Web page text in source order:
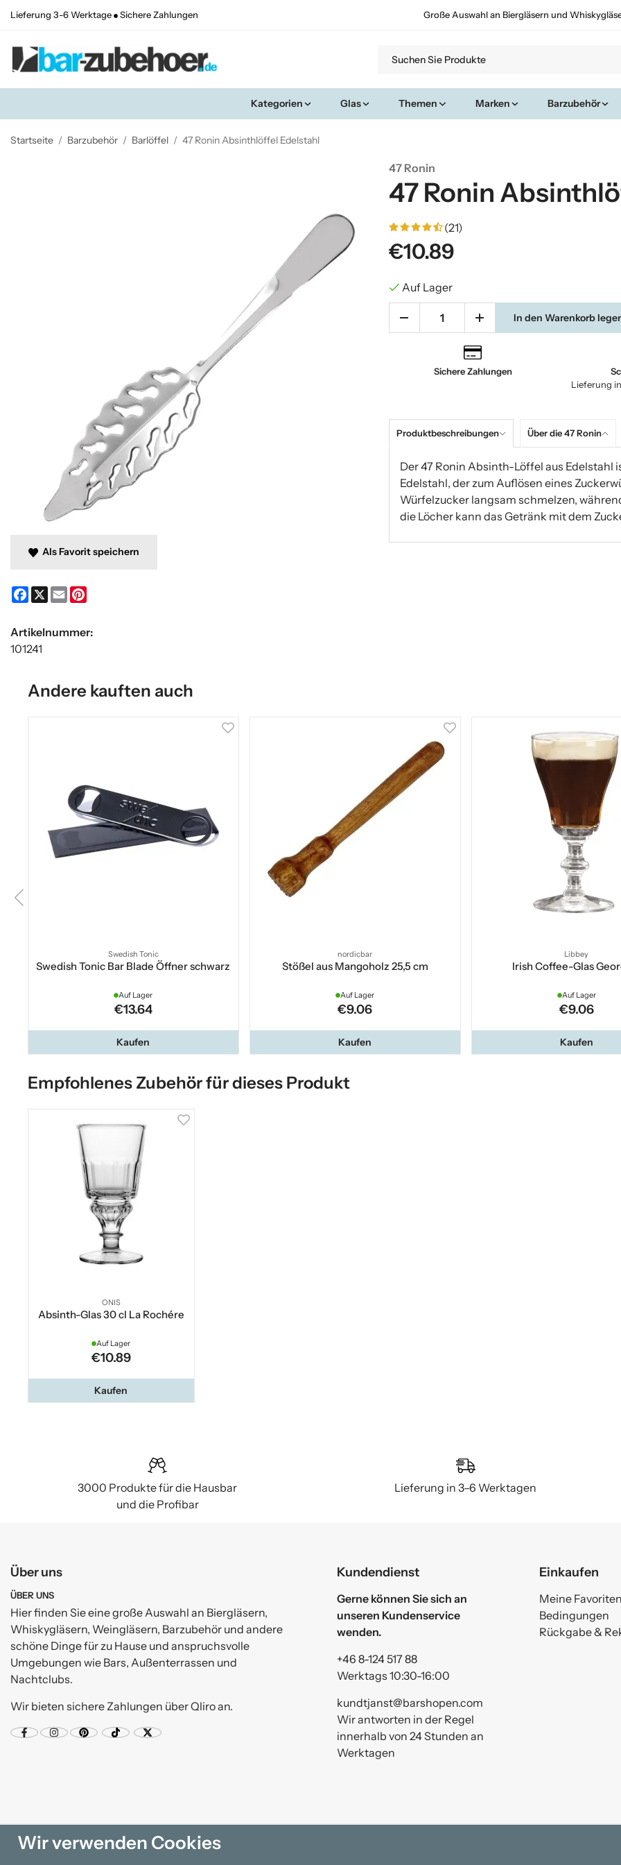
Lieferung 3-6 Werktage Sichere Zahlungen Große Auswahl an Biergläsern und
Kategorien Glas Themen Marken Barzubehör
Startseite / Barzubehör / Barlöffel / 47 Ronin Absinthlöffel Edelstahl
47 Ronin
47 Ronin
(21)
€10.89
Auf Lager
In den Warenkorb
Sichere Zahlungen
Lieferung
Produktbeschreibungen Über die 47 Ronin
Der 47 Ronin Absinth-Löffel aus
Edelstahl, der zum Auflösen eines
Würfelzucker langsam schmelzen,
die Löcher kann das Getränk mit dem
Als Favorit speichern
Facebook
X Email
Artikelnummer:
101241
Andere kauften auch
Swedish Tonic
Swedish Tonic Bar Blade Öffner schwarz
Auf Lager
€13.64
Kaufen
nordicbar
Stößel aus Mangoholz 25,5 cm
Auf Lager
€9.06
Kaufen
Libbey
Irish Coffee-Glas
Auf Lager
€9.06
Kaufen
Empfohlenes Zubehör für dieses Produkt
ONIS
Absinth-Glas 30 cl La Rochére
Auf Lager
€10.89
Kaufen
3000 Produkte für die Hausbar
und die Profibar
Lieferung in 3–6 Werktagen
Über uns
ÜBER UNS
Hier finden Sie eine große Auswahl an Biergläsern,
Whiskygläsern, Weingläsern, Barzubehör und andere
schöne Dinge für zu Hause und anspruchsvolle
Umgebungen wie Bars, Außenterrassen und
Nachtclubs.
Wir bieten sichere Zahlungen über Qliro an.
Kundendienst
Gerne können Sie sich an
unseren Kundenservice
wenden.
+46 8-124 517 88
Werktags 10:30-16:00
kundtjanst@barshopen.com
Wir antworten in der Regel
innerhalb von 24 Stunden an
Werktagen
Einkaufen
Meine
Bedingungen
Rückgabe &
Wir verwenden Cookies